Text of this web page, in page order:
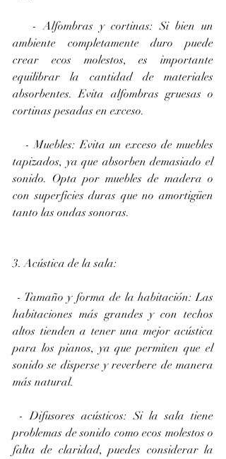
- Alfombras y cortinas: Si bien un
ambiente completamente duro puede
crear ecos molestos, es importante
equilibrar la cantidad de materiales
absorbentes. Evita alfombras gruesas o
cortinas pesadas en exceso.
- Muebles: Evita un exceso de muebles
tapizados, ya que absorben demasiado el
sonido. Opta por muebles de madera o
con superficies duras que no amortigüen
tanto las ondas sonoras.
3. Acústica de la sala:
habitaciones más grandes y con techos
altos tienden a tener una mejor acústica
para los pianos, ya que permiten que el
sonido se disperse y reverbere de manera
más natural.
problemas de sonido como ecos molestos o
falta de claridad, puedes considerar la